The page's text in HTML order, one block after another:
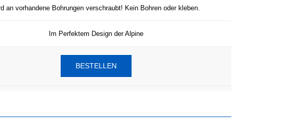
an vorhandene Bohrungen verschraubt! Kein Bohren oder kleben.
Im Perfektem Design der Alpine
BESTELLEN